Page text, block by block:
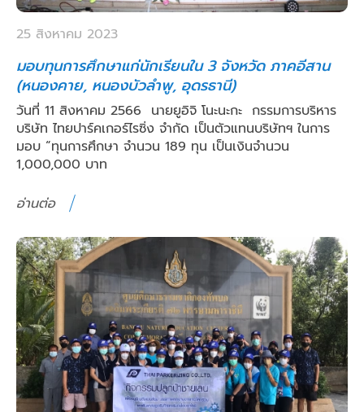
25 สิงหาคม 2023
มอบทุนการศึกษาแก่นักเรียนใน 3 จังหวัด ภาคอีสาน
(หนองคาย, หนองบัวลำพู, อุดรธานี)
วันที่ 11 สิงหาคม 2566 นายยูอิจิ โนะนะกะ กรรมการบริหาร
บริษัท ไทยปาร์คเกอร์ไรซิ่ง จำกัด เป็นตัวแทนบริษัทฯ ในการ
มอบ “ทุนการศึกษา จำนวน 189 ทุน เป็นเงินจำนวน
1,000,000 บาท
อ่านต่อ